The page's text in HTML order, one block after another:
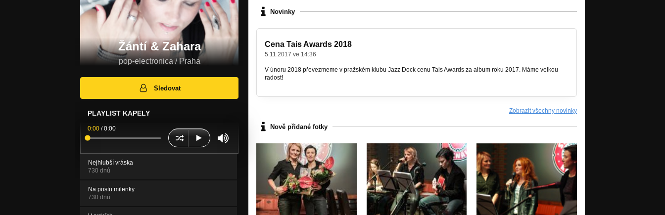
Žántí & Zahara
pop-electronica / Praha
Sledovat
PLAYLIST KAPELY
0:00 /0:00
Nejhlubší vráska
730 dnů
Na postu milenky
730 dnů
Novinky
Cena Tais Awards 2018
5.11.2017 ve 14:36
V únoru 2018 převezmeme v pražském klubu Jazz Dock cenu Tais Awards za album roku 2017. Máme velkou
radost!
Zobrazit všechny novinky
Nově přidané fotky